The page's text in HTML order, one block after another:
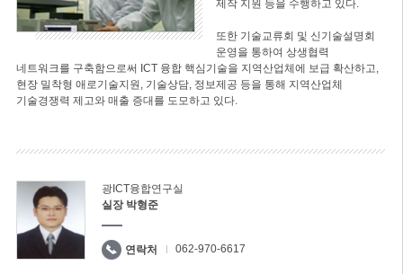
제작 지원 등을 수행하고 있다.
또한 기술교류회 및 신기술설명회
운영을 통하여 상생협력
네트워크를 구축함으로써 ICT 융합 핵심기술을 지역산업체에 보급 확산하고,
현장 밀착형 애로기술지원, 기술상담, 정보제공 등을 통해 지역산업체
기술경쟁력 제고와 매출 증대를 도모하고 있다.
광ICT융합연구실
실장 박형준
연락처 062-970-6617